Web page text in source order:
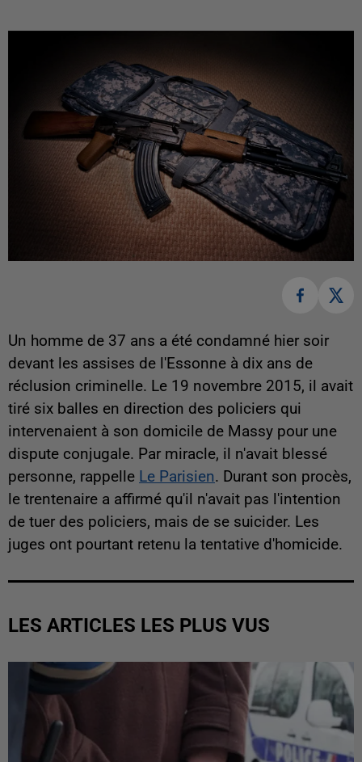
Un homme de 37 ans a été condamné hier soir
devant les assises de l'Essonne à dix ans de
réclusion criminelle. Le 19 novembre 2015, il avait
tiré six balles en direction des policiers qui
intervenaient à son domicile de Massy pour une
dispute conjugale. Par miracle, il n'avait blessé
personne, rappelle Le Parisien. Durant son procès,
le trentenaire a affirmé qu'il n'avait pas l'intention
de tuer des policiers, mais de se suicider. Les
juges ont pourtant retenu la tentative d'homicide.
LES ARTICLES LES PLUS VUS